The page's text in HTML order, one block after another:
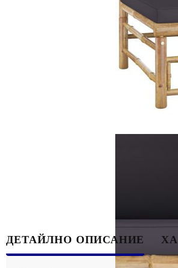
ДЕТАЙЛНО ОПИСАНИЕ